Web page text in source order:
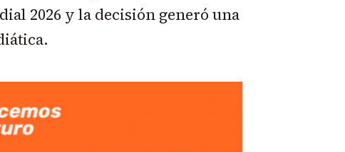
2026 y la decisión generó una